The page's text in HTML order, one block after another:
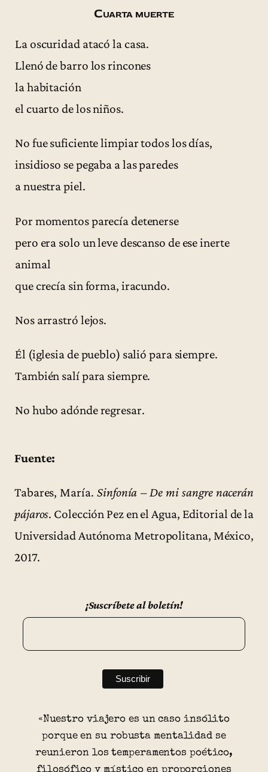
Cuarta muerte
La oscuridad atacó la casa.
Llenó de barro los rincones
la habitación
el cuarto de los niños.
No fue suficiente limpiar todos los días,
insidioso se pegaba a las paredes
a nuestra piel.
Por momentos parecía detenerse
pero era solo un leve descanso de ese inerte
animal
que crecía sin forma, iracundo.
Nos arrastró lejos.
Él (iglesia de pueblo) salió para siempre.
También salí para siempre.
No hubo adónde regresar.
Fuente:
Tabares, María.Sinfonía – De mi sangre nacerán
pájaros. Colección Pez en el Agua, Editorial de la
Universidad Autónoma Metropolitana, México,
2017.
¡Suscríbete al boletín!
«Nuestro viajero es un caso insólito
porque en su robusta mentalidad se
reunieron los temperamentos poético,